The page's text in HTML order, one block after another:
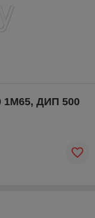
1М65, ДИП 500